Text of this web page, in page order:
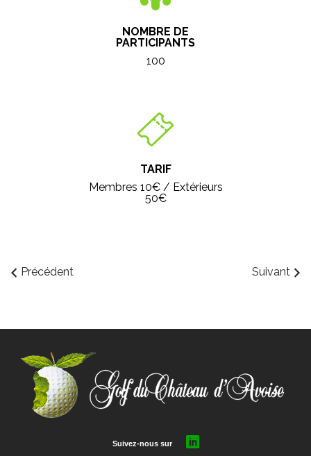
NOMBRE DE
PARTICIPANTS
100
TARIF
Membres 10€ / Extérieurs
50€
Précédent Suivant